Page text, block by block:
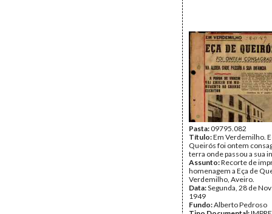
Pasta:09795.082
Título:Em Verdemilho.
Queirós foi ontem
terra onde passou a sua
Assunto:Recorte de
homenagem a Eça de
Verdemilho, Aveiro.
Data:Segunda, 28 de
1949
Fundo:Alberto Pedroso